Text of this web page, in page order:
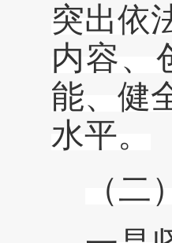
突出依
内容、
能、健
水平。
（二）